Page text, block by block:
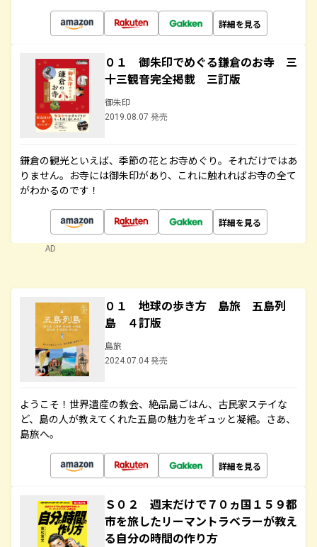
詳細を見る
０１ 御朱印でめぐる鎌倉のお寺 三
十三観音完全掲載 三訂版
御朱印
2019.08.07 発売
鎌倉の観光といえば、季節の花とお寺めぐり。それだけではあ
りません。お寺には御朱印があり、これに触れればお寺の全て
がわかるのです！
詳細を見る
AD
０１ 地球の歩き方 島旅 五島列
島 ４訂版
島旅
2024.07.04 発売
ようこそ！世界遺産の教会、絶品島ごはん、古民家ステイな
ど、島の人が教えてくれた五島の魅力をギュッと凝縮。さあ、
島旅へ。
詳細を見る
Ｓ０２ 週末だけで７０ヵ国１５９都
市を旅したリーマントラベラーが教え
る自分の時間の作り方